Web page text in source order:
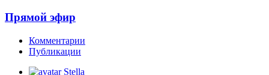
Прямой эфир
Комментарии
Публикации
Stella